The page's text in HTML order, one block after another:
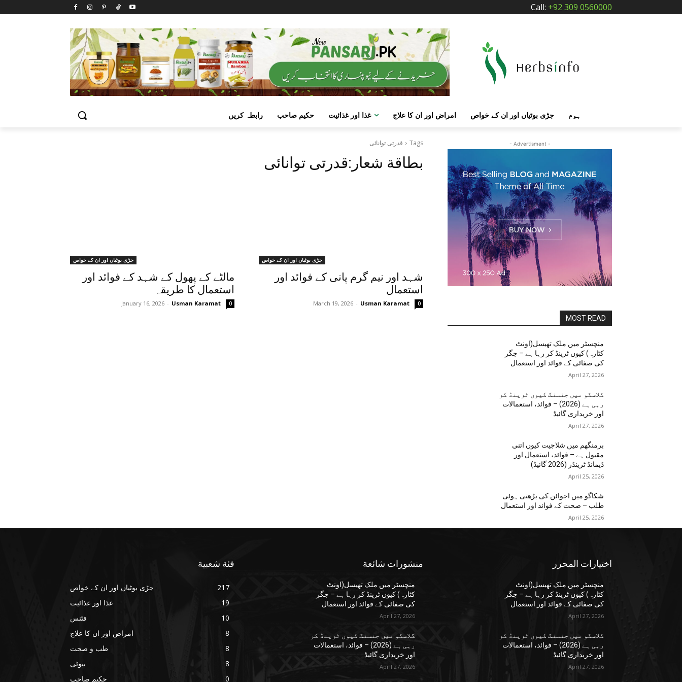
Call: +92 309 0560000
رابطہ کریں حکیم صاحب غذا اور غذائیت امراض اور ان کا علاج جڑی بوٹیاں اور ان کے خواص ہوم
Tags قدرتی توانائی
بطاقة شعار:قدرتی توانائی
جڑی بوٹیاں اور ان کے خواص
شہد اور نیم گرم پانی کے فوائد اور
استعمال
Usman Karamat
-
March 19, 2026 0
جڑی بوٹیاں اور ان کے خواص
مالٹے کے پھول کے شہد کے فوائد اور
استعمال کا طریقہ
Usman Karamat
-
January 16, 2026 0
- Advertisment -
MOST READ
منچسٹر میں ملک تھیسل(اونٹ
کٹارہ) کیوں ٹرینڈ کر رہا ہے – جگر
کی صفائی کے فوائد اور استعمال
April 27, 2026
گلاسگو میں جنسنگ کیوں ٹرینڈ کر
رہی ہے (2026) – فوائد، استعمالات
اور خریداری گائیڈ
April 27, 2026
برمنگھم میں شلاجیت کیوں اتنی
مقبول ہے – فوائد، استعمال اور
ڈیمانڈ ٹرینڈز (2026 گائیڈ)
April 25, 2026
شکاگو میں اجوائن کی بڑھتی ہوئی
طلب – صحت کے فوائد اور استعمال
April 25, 2026
اختيارات المحرر
منچسٹر میں ملک تھیسل(اونٹ
کٹارہ) کیوں ٹرینڈ کر رہا ہے – جگر
کی صفائی کے فوائد اور استعمال
April 27, 2026
گلاسگو میں جنسنگ کیوں ٹرینڈ کر
رہی ہے (2026) – فوائد، استعمالات
اور خریداری گائیڈ
April 27, 2026
منشورات شائعة
منچسٹر میں ملک تھیسل(اونٹ
کٹارہ) کیوں ٹرینڈ کر رہا ہے – جگر
کی صفائی کے فوائد اور استعمال
April 27, 2026
گلاسگو میں جنسنگ کیوں ٹرینڈ کر
رہی ہے (2026) – فوائد، استعمالات
اور خریداری گائیڈ
April 27, 2026
فئة شعبية
جڑی بوٹیاں اور ان کے خواص
217
غذا اور غذائیت
19
فٹنس
10
امراض اور ان کا علاج
8
طب و صحت
8
بیوٹی
8
حکیم صاحب
0